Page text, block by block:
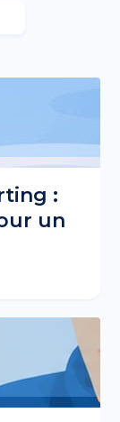
:
un